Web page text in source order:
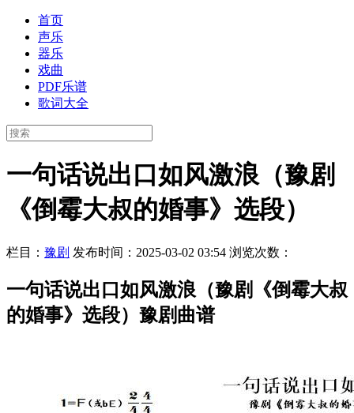
首页
声乐
器乐
戏曲
PDF乐谱
歌词大全
一句话说出口如风激浪（豫剧
《倒霉大叔的婚事》选段）
栏目： 豫剧 发布时间：2025-03-02 03:54 浏览次数：
一句话说出口如风激浪（豫剧《倒霉大叔
的婚事》选段）豫剧曲谱